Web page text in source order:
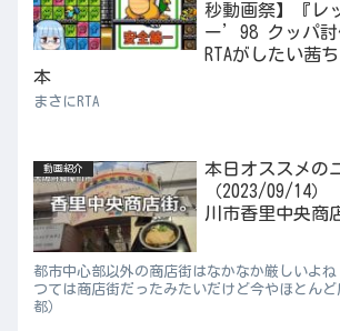
秒動画祭】『レ
ー’98 クッパ討
RTAがしたい茜
本
まさにRTA
動画紹介
本日オススメの
（2023/09/14
川市香里中央商
都市中心部以外の商店街はなかなか厳しいよ
つては商店街だったみたいだけど今やほとん
都）